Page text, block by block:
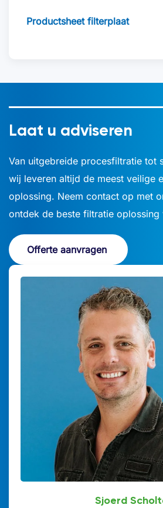
Productsheet filterplaat
Laat u adviseren
Van uitgebreide procesfiltratie tot
wij leveren altijd de meest veilige
oplossing. Neem contact op met
ontdek de beste filtratie
Offerte aanvragen
Sjoerd